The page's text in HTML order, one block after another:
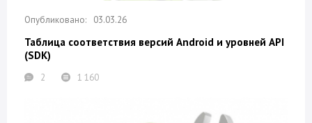
03.03.26
Таблица соответствия версий Android и уровней API
(SDK)
2 1 160